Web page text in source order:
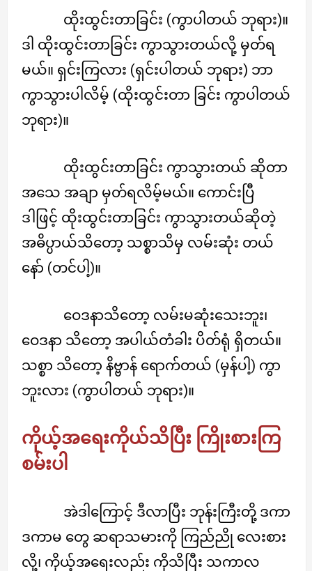
ထိုးထွင်းတာခြင်း (ကွာပါတယ် ဘုရား)။
ဒါ ထိုးထွင်းတာခြင်း ကွာသွားတယ်လို့ မှတ်ရ
မယ်။ ရှင်းကြလား (ရှင်းပါတယ် ဘုရား) ဘာ
ကွာသွားပါလိမ့် (ထိုးထွင်းတာ ခြင်း ကွာပါတယ်
ဘုရား)။
ထိုးထွင်းတာခြင်း ကွာသွားတယ် ဆိုတာ
အသေ အချာ မှတ်ရလိမ့်မယ်။ ကောင်းပြီ
ဒါဖြင့် ထိုးထွင်းတာခြင်း ကွာသွားတယ်ဆိုတဲ့
အဓိပ္ပာယ်သိတော့ သစ္စာသိမှ လမ်းဆုံး တယ်
နော် (တင်ပါ့)။
ဝေဒနာသိတော့ လမ်းမဆုံးသေးဘူး၊
ဝေဒနာ သိတော့ အပါယ်တံခါး ပိတ်ရုံ ရှိတယ်။
သစ္စာ သိတော့ နိဗ္ဗာန် ရောက်တယ် (မှန်ပါ့) ကွာ
ဘူးလား (ကွာပါတယ် ဘုရား)။
ကိုယ့်အရေးကိုယ်သိပြီး ကြိုးစားကြ
စမ်းပါ
အဲဒါကြောင့် ဒီလာပြီး ဘုန်းကြီးတို့ ဒကာ
ဒကာမ တွေ ဆရာသမားကို ကြည်ညို လေးစား
လို့၊ ကိုယ့်အရေးလည်း ကိုသိပြီး သကာလ